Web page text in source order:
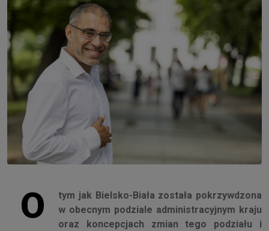
O
tym jak Bielsko-Biała została pokrzywdzona
w obecnym podziale administracyjnym kraju
oraz koncepcjach zmian tego podziału i